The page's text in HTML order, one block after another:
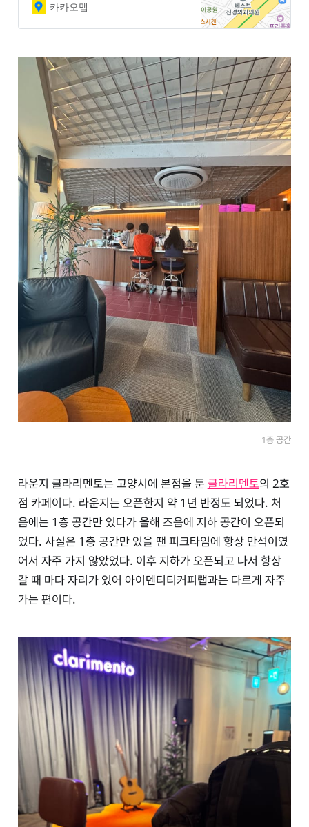
카카오맵
1층 공간
라운지 클라리멘토는 고양시에 본점을 둔 클라리멘토의 2호
점 카페이다. 라운지는 오픈한지 약 1년 반정도 되었다. 처
음에는 1층 공간만 있다가 올해 즈음에 지하 공간이 오픈되
었다. 사실은 1층 공간만 있을 땐 피크타임에 항상 만석이였
어서 자주 가지 않았었다. 이후 지하가 오픈되고 나서 항상
갈 때 마다 자리가 있어 아이덴티티커피랩과는 다르게 자주
가는 편이다.